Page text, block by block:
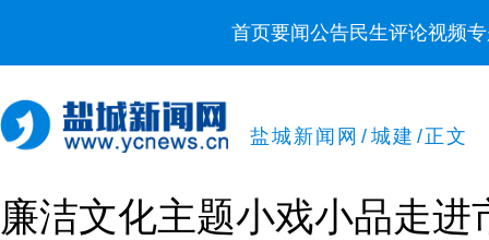
首页要闻公告民生评论视频
盐城新闻网 / 城建 /正文
廉洁文化主题小戏小品走进